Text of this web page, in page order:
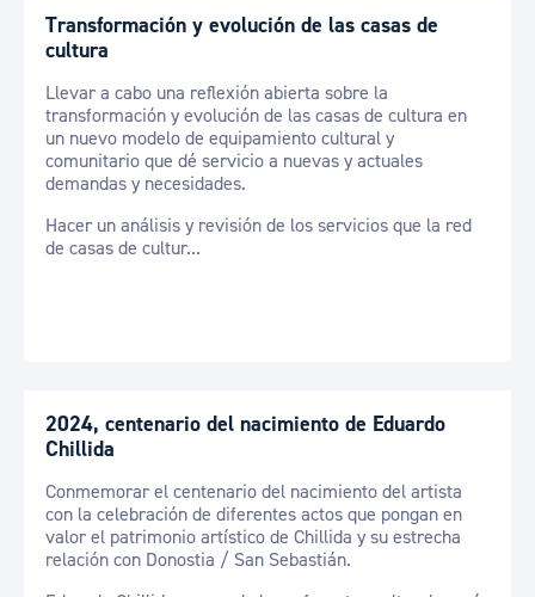
Transformación y evolución de las casas de
cultura
Llevar a cabo una reflexión abierta sobre la
transformación y evolución de las casas de cultura en
un nuevo modelo de equipamiento cultural y
comunitario que dé servicio a nuevas y actuales
demandas y necesidades.
Hacer un análisis y revisión de los servicios que la red
de casas de cultur...
2024, centenario del nacimiento de Eduardo
Chillida
Conmemorar el centenario del nacimiento del artista
con la celebración de diferentes actos que pongan en
valor el patrimonio artístico de Chillida y su estrecha
relación con Donostia / San Sebastián.